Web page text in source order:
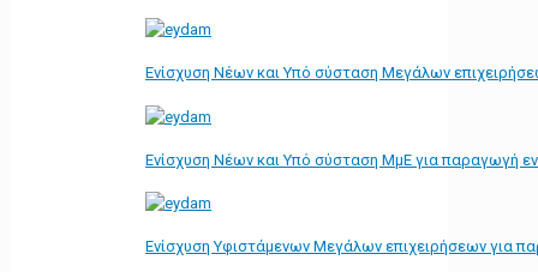
Ενίσχυση Νέων και Υπό σύσταση Μεγάλων
Ενίσχυση Νέων και Υπό σύσταση ΜμΕ για παραγωγή
Ενίσχυση Υφιστάμενων Μεγάλων επιχειρήσεων για